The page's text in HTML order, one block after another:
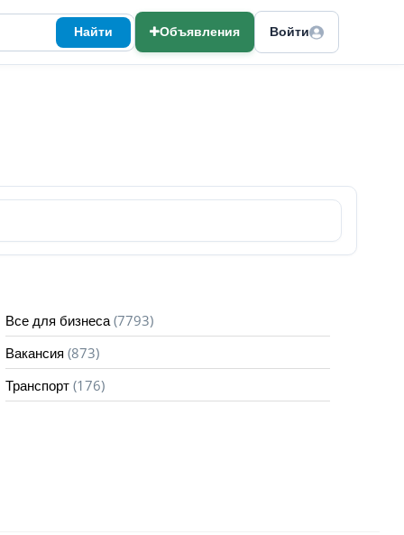
Найти Объявления Войти
Все для бизнеса (7793)
Вакансия (873)
Транспорт (176)